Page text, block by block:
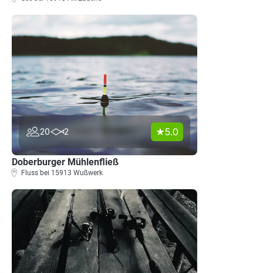
20 2 5.0
Doberburger Mühlenfließ
Fluss bei 15913 Wußwerk